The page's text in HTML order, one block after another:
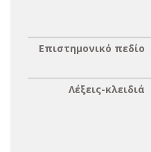
Επιστημονικό πεδίο
Λέξεις-κλειδιά